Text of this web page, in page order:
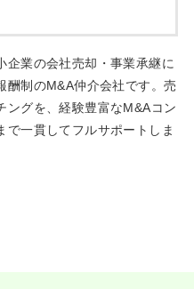
企業の会社売却・事業承継に
酬制のM&A仲介会社です。売
ングを、経験豊富なM&Aコン
で一貫してフルサポートしま